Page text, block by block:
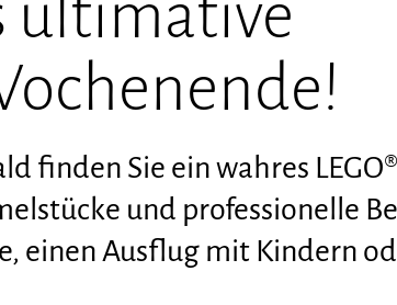
ultimative
finden Sie ein wahres
und professionelle
einen Ausflug mit Kindern